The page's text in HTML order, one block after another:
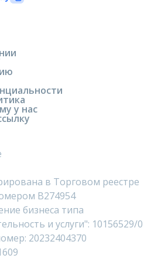
у нас
в Торговом реестре
B274954
бизнеса типа
и услуги": 10156529/0
20232404370